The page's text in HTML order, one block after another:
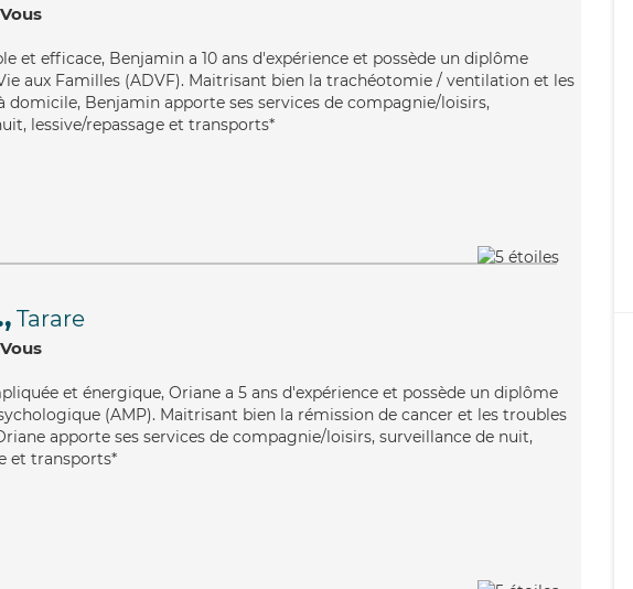
et efficace, Benjamin a 10 ans d'expérience et possède un diplôme
aux Familles (ADVF). Maitrisant bien la trachéotomie / ventilation et les
domicile, Benjamin apporte ses services de compagnie/loisirs,
lessive/repassage et transports*
Tarare
et énergique, Oriane a 5 ans d'expérience et possède un diplôme
(AMP). Maitrisant bien la rémission de cancer et les troubles
apporte ses services de compagnie/loisirs, surveillance de nuit,
et transports*